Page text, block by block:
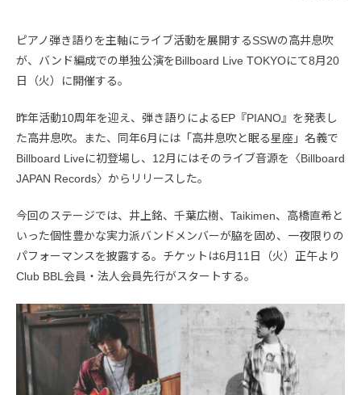
ピアノ弾き語りを主軸にライブ活動を展開するSSWの高井息吹
が、バンド編成での単独公演をBillboard Live TOKYOにて8月20
日（火）に開催する。
昨年活動10周年を迎え、弾き語りによるEP『PIANO』を発表し
た高井息吹。また、同年6月には「高井息吹と眠る星座」名義で
Billboard Liveに初登場し、12月にはそのライブ音源を〈Billboard
JAPAN Records〉からリリースした。
今回のステージでは、井上銘、千葉広樹、Taikimen、高橋直希と
いった個性豊かな実力派バンドメンバーが脇を固め、一夜限りの
パフォーマンスを披露する。チケットは6月11日（火）正午より
Club BBL会員・法人会員先行がスタートする。